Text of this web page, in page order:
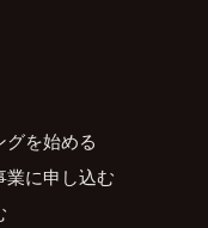
を始める
に申し込む